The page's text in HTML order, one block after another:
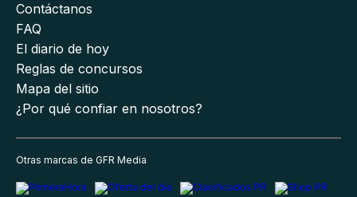
Contáctanos
FAQ
El diario de hoy
Reglas de concursos
Mapa del sitio
¿Por qué confiar en nosotros?
Otras marcas de GFR Media